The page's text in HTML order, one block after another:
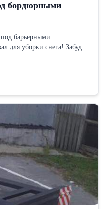
бордюрными
барьерными
уборки снега! Забудьте
и силы.